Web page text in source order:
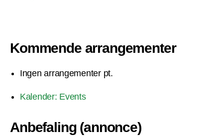
Kommende arrangementer
Ingen arrangementer pt.
Kalender: Events
Anbefaling (annonce)